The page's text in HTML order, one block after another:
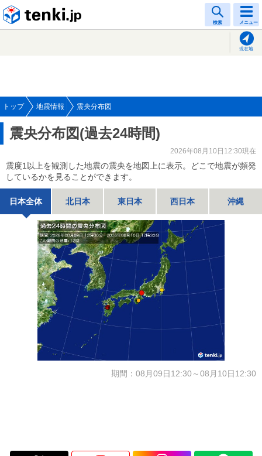
検索 メニュー
現在地
トップ 地震情報 震央分布図
震央分布図(過去24時間)
2026年08月10日12:30現在
震度1以上を観測した地震の震央を地図上に表示。どこで地震が頻発
しているかを見ることができます。
日本全体 北日本 東日本 西日本 沖縄
期間：08月09日12:30～08月10日12:30